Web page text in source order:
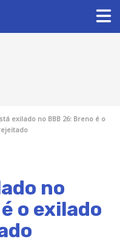
exilado no BBB 26: Breno é o
no
o exilado